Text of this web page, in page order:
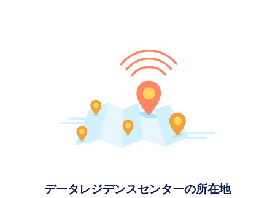
データレジデンスセンターの所在地